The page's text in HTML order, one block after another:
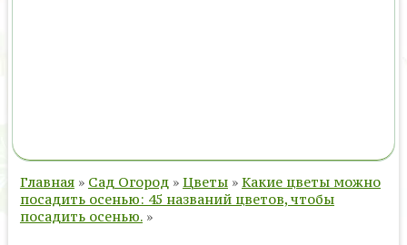
Главная » Сад Огород » Цветы » Какие цветы можно
посадить осенью: 45 названий цветов, чтобы
посадить осенью. »